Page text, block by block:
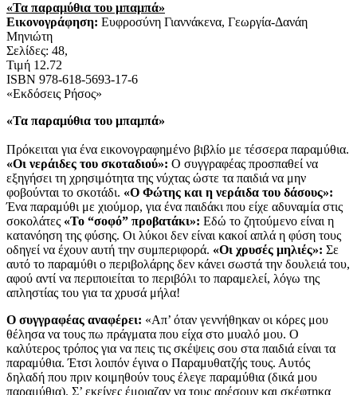
«Τα παραμύθια του μπαμπά»
Εικονογράφηση: Ευφροσύνη Γιαννάκενα, Γεωργία-Δανάη
Μηνιώτη
Σελίδες: 48,
Τιμή 12.72
ISBN 978-618-5693-17-6
«Εκδόσεις Ρήσος»
«Τα παραμύθια του μπαμπά»
Πρόκειται για ένα εικονογραφημένο βιβλίο με τέσσερα παραμύθια.
«Οι νεράιδες του σκοταδιού»: Ο συγγραφέας προσπαθεί να
εξηγήσει τη χρησιμότητα της νύχτας ώστε τα παιδιά να μην
φοβούνται το σκοτάδι. «Ο Φώτης και η νεράιδα του δάσους»:
Ένα παραμύθι με χιούμορ, για ένα παιδάκι που είχε αδυναμία στις
σοκολάτες «Το “σοφό” προβατάκι»: Εδώ το ζητούμενο είναι η
κατανόηση της φύσης. Οι λύκοι δεν είναι κακοί απλά η φύση τους
οδηγεί να έχουν αυτή την συμπεριφορά. «Οι χρυσές μηλιές»: Σε
αυτό το παραμύθι ο περιβολάρης δεν κάνει σωστά την δουλειά του,
αφού αντί να περιποιείται το περιβόλι το παραμελεί, λόγω της
απληστίας του για τα χρυσά μήλα!
Ο συγγραφέας αναφέρει: «Απ’ όταν γεννήθηκαν οι κόρες μου
θέλησα να τους πω πράγματα που είχα στο μυαλό μου. Ο
καλύτερος τρόπος για να πεις τις σκέψεις σου στα παιδιά είναι τα
παραμύθια. Έτσι λοιπόν έγινα ο Παραμυθατζής τους. Αυτός
δηλαδή που πριν κοιμηθούν τους έλεγε παραμύθια (δικά μου
παραμύθια). Σ’ εκείνες έμοιαζαν να τους αρέσουν και σκέφτηκα